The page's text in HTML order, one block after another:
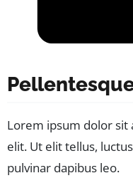
Lorem ipsum dolor sit
elit. Ut elit tellus,
pulvinar dapibus leo.